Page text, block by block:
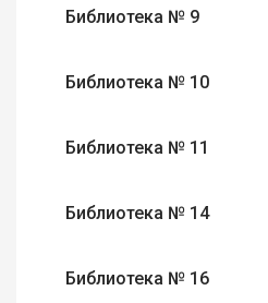
Библиотека № 9
Библиотека № 10
Библиотека № 11
Библиотека № 14
Библиотека № 16